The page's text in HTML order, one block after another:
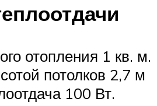
отопления 1 кв. м.
потолков 2,7 м
100 Вт.